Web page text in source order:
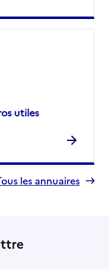
utiles
les annuaires